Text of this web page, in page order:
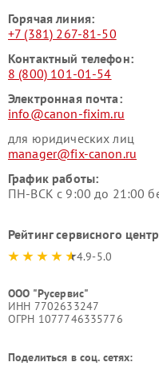
Горячая линия:
+7 (381) 267-81-50
Контактный телефон:
8 (800) 101-01-54
Электронная почта:
info@canon-fixim.ru
для юридических лиц
manager@fix-canon.ru
График работы:
ПН-ВСК с 9:00 до 21:00
Рейтинг сервисного
4.9-5.0
ООО "Русервис"
ИНН 7702633247
ОГРН 1077746335776
Поделиться в соц. сетях: